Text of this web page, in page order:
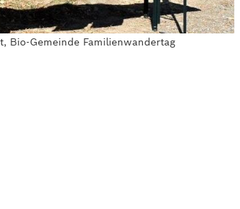
Bio-Gemeinde Familienwandertag